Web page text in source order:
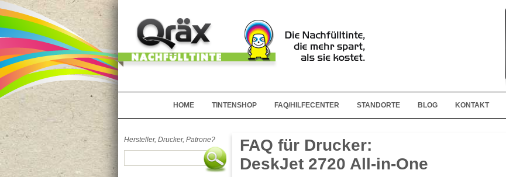
HOME TINTENSHOP FAQ/HILFECENTER STANDORTE BLOG KONTAKT
Hersteller, Drucker, Patrone?
FAQ für Drucker:
DeskJet 2720 All-in-One